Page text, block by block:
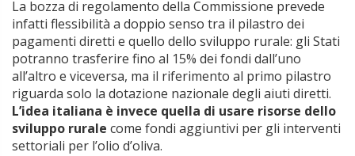
La bozza di regolamento della Commissione prevede
infatti flessibilità a doppio senso tra il pilastro dei
pagamenti diretti e quello dello sviluppo rurale: gli Stati
potranno trasferire fino al 15% dei fondi dall’uno
all’altro e viceversa, ma il riferimento al primo pilastro
riguarda solo la dotazione nazionale degli aiuti diretti.
L’idea italiana è invece quella di usare risorse dello
sviluppo rurale come fondi aggiuntivi per gli interventi
settoriali per l’olio d’oliva.